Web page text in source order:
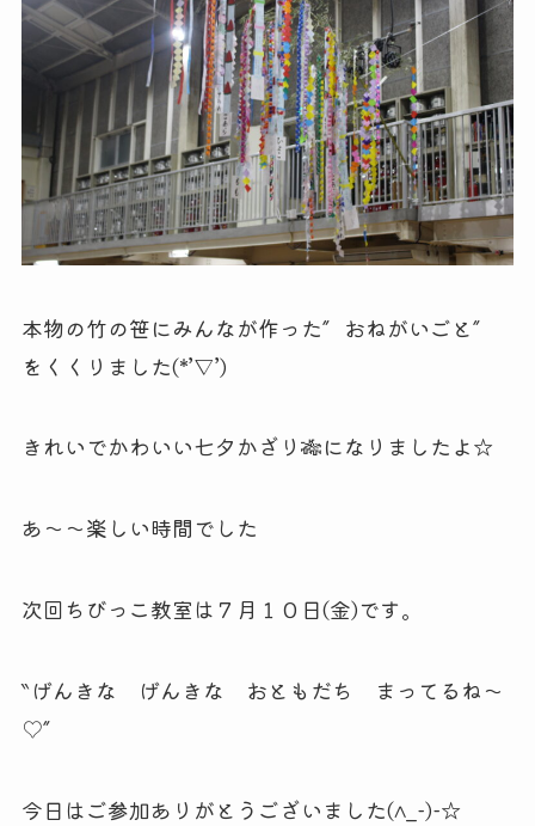
本物の竹の笹にみんなが作った″おねがいごと″
をくくりました(*’▽’)
きれいでかわいい七夕かざり🎋になりましたよ☆
あ～～楽しい時間でした
次回ちびっこ教室は７月１０日(金)です。
‶げんきな げんきな おともだち まってるね～
♡″
今日はご参加ありがとうございました(^_-)-☆